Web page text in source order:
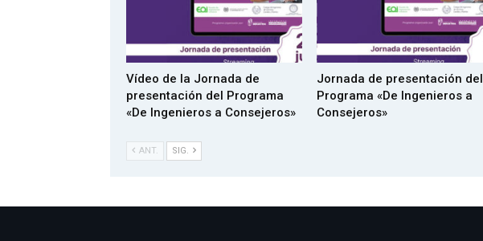
Vídeo de la Jornada de
presentación del Programa
«De Ingenieros a Consejeros»
Jornada de presentación del
Programa «De Ingenieros a
Consejeros»
ANT. SIG.